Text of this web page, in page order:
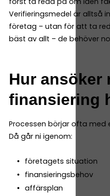
Verifieringsmedel är alltså
företag – utan för att ta
bäst av allt – de behöver
Hur ansöker
finansiering
Processen börjar ofta
Då går ni igenom:
företagets situation
finansieringsbehov
affärsplan